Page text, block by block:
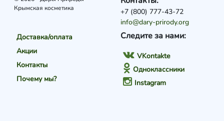
Крымская косметика
Доставка/оплата
Акции
Контакты
Почему мы?
Следите за нами:
VKontakte
Одноклассники
Instagram
+7 (800) 777-43-72
info@dary-prirody.org